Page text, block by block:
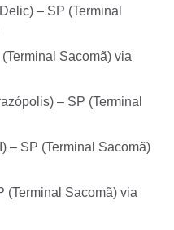
– SP (Terminal
Sacomã) via
– SP (Terminal
– SP (Terminal Sacomã)
(Terminal Sacomã) via